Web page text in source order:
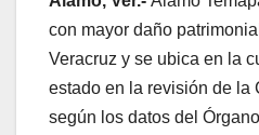
con mayor daño
Veracruz y se ubica en la
estado en la revisión de la
según los datos del